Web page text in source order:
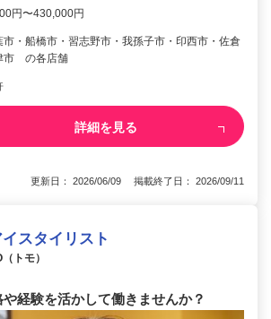
円〜430,000円
市・船橋市・習志野市・我孫子市・印西市・佐倉
市 の各店舗
詳細を見る
更新日： 2026/06/09 掲載終了日： 2026/09/11
スタイリスト
トモ）
経験を活かして働きませんか？